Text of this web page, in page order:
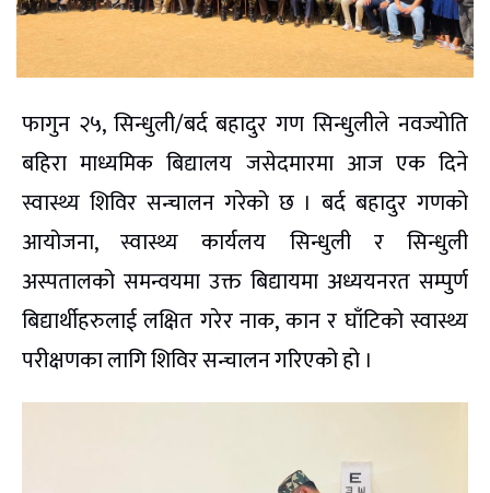
फागुन २५, सिन्धुली/बर्द बहादुर गण सिन्धुलीले नवज्योति
बहिरा माध्यमिक बिद्यालय जसेदमारमा आज एक दिने
स्वास्थ्य शिविर सन्चालन गरेको छ । बर्द बहादुर गणको
आयोजना, स्वास्थ्य कार्यलय सिन्धुली र सिन्धुली
अस्पतालको समन्वयमा उक्त बिद्यायमा अध्ययनरत सम्पुर्ण
बिद्यार्थीहरुलाई लक्षित गरेर नाक, कान र घाँटिको स्वास्थ्य
परीक्षणका लागि शिविर सन्चालन गरिएको हो ।